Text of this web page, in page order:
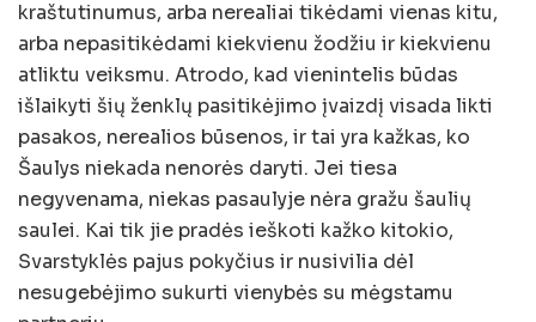
kraštutinumus, arba nerealiai tikėdami vienas kitu,
arba nepasitikėdami kiekvienu žodžiu ir kiekvienu
atliktu veiksmu. Atrodo, kad vienintelis būdas
išlaikyti šių ženklų pasitikėjimo įvaizdį visada likti
pasakos, nerealios būsenos, ir tai yra kažkas, ko
Šaulys niekada nenorės daryti. Jei tiesa
negyvenama, niekas pasaulyje nėra gražu šaulių
saulei. Kai tik jie pradės ieškoti kažko kitokio,
Svarstyklės pajus pokyčius ir nusivilia dėl
nesugebėjimo sukurti vienybės su mėgstamu